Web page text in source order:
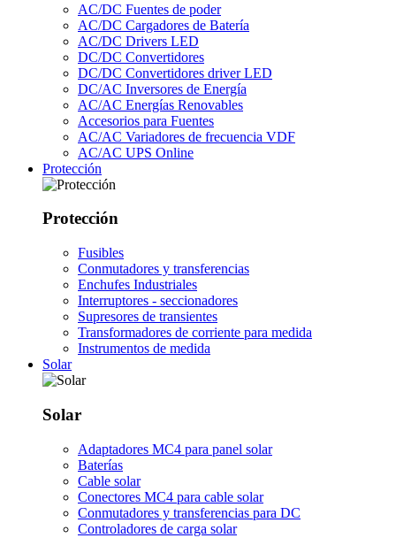
AC/DC Fuentes de poder
AC/DC Cargadores de Batería
AC/DC Drivers LED
DC/DC Convertidores
DC/DC Convertidores driver LED
DC/AC Inversores de Energía
AC/AC Energías Renovables
Accesorios para Fuentes
AC/AC Variadores de frecuencia VDF
AC/AC UPS Online
Protección
Protección
Fusibles
Conmutadores y transferencias
Enchufes Industriales
Interruptores - seccionadores
Supresores de transientes
Transformadores de corriente para medida
Instrumentos de medida
Solar
Solar
Adaptadores MC4 para panel solar
Baterías
Cable solar
Conectores MC4 para cable solar
Conmutadores y transferencias para DC
Controladores de carga solar